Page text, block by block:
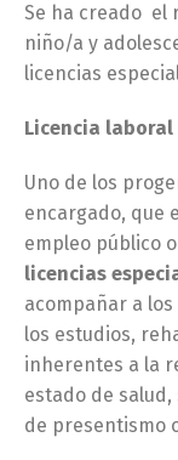
Se ha creado el
niño/a y
licencias
Licencia laboral
Uno de los
encargado, que
empleo público
licencias
acompañar a
los estudios,
inherentes a la
estado de
de presentismo